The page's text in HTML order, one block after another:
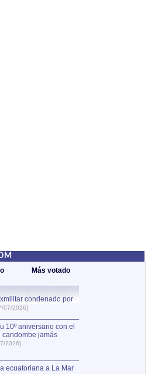
Más votado
condenado por
07/2026]
10º aniversario con el
candombe jamás
2026]
ecuatoriana a La Mar